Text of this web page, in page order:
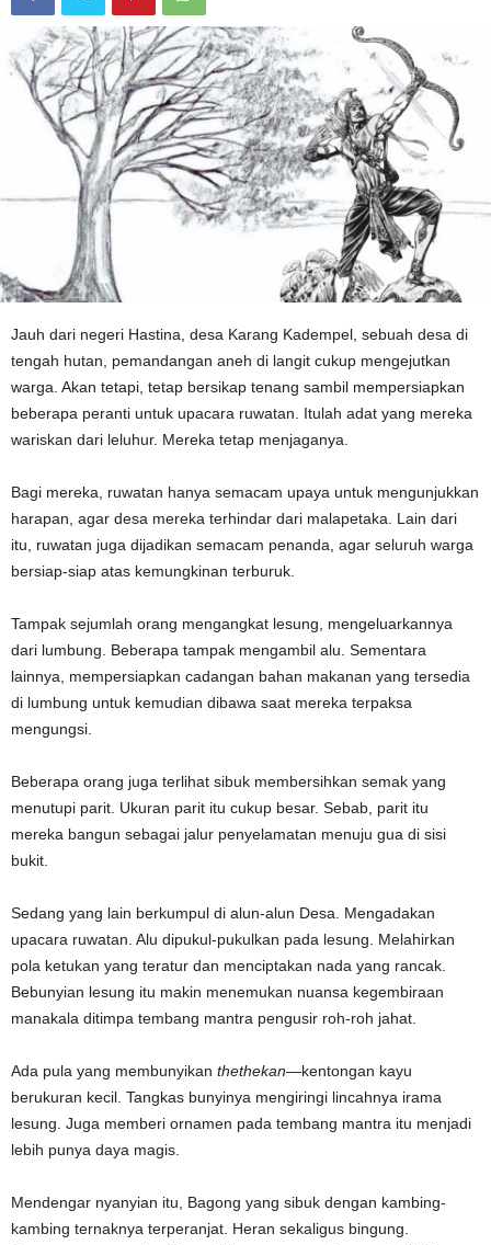
Jauh dari negeri Hastina, desa Karang Kadempel, sebuah desa di
tengah hutan, pemandangan aneh di langit cukup mengejutkan
warga. Akan tetapi, tetap bersikap tenang sambil mempersiapkan
beberapa peranti untuk upacara ruwatan. Itulah adat yang mereka
wariskan dari leluhur. Mereka tetap menjaganya.
Bagi mereka, ruwatan hanya semacam upaya untuk mengunjukkan
harapan, agar desa mereka terhindar dari malapetaka. Lain dari
itu, ruwatan juga dijadikan semacam penanda, agar seluruh warga
bersiap-siap atas kemungkinan terburuk.
Tampak sejumlah orang mengangkat lesung, mengeluarkannya
dari lumbung. Beberapa tampak mengambil alu. Sementara
lainnya, mempersiapkan cadangan bahan makanan yang tersedia
di lumbung untuk kemudian dibawa saat mereka terpaksa
mengungsi.
Beberapa orang juga terlihat sibuk membersihkan semak yang
menutupi parit. Ukuran parit itu cukup besar. Sebab, parit itu
mereka bangun sebagai jalur penyelamatan menuju gua di sisi
bukit.
Sedang yang lain berkumpul di alun-alun Desa. Mengadakan
upacara ruwatan. Alu dipukul-pukulkan pada lesung. Melahirkan
pola ketukan yang teratur dan menciptakan nada yang rancak.
Bebunyian lesung itu makin menemukan nuansa kegembiraan
manakala ditimpa tembang mantra pengusir roh-roh jahat.
Ada pula yang membunyikan thethekan—kentongan kayu
berukuran kecil. Tangkas bunyinya mengiringi lincahnya irama
lesung. Juga memberi ornamen pada tembang mantra itu menjadi
lebih punya daya magis.
Mendengar nyanyian itu, Bagong yang sibuk dengan kambing-
kambing ternaknya terperanjat. Heran sekaligus bingung.